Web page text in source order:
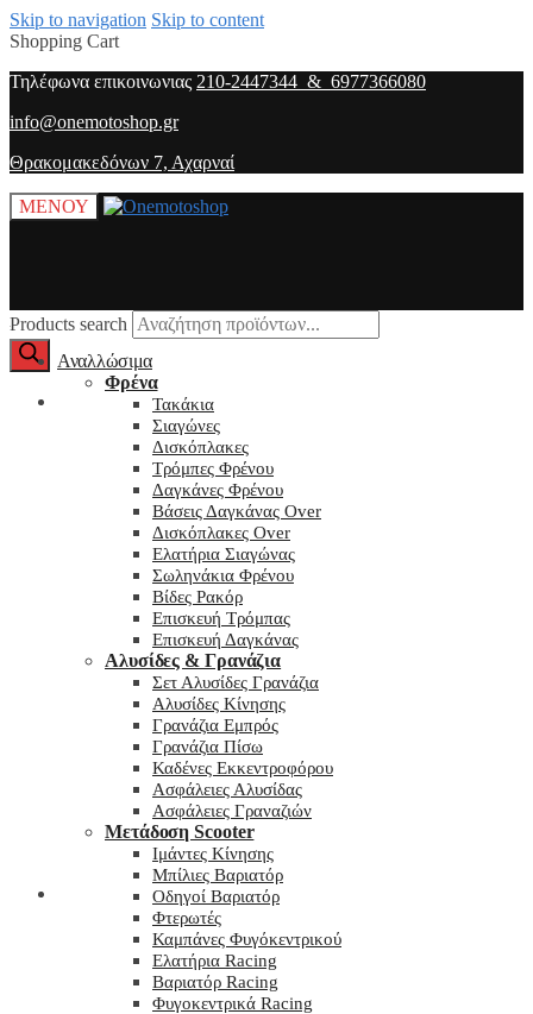
Skip to navigation Skip to content
Shopping Cart
Τηλέφωνα επικοινωνιας 210-2447344 & 6977366080
info@onemotoshop.gr
Θρακομακεδόνων 7, Αχαρναί
ΜΕΝΟΥ
Products search
O λογαριασμός μου
My wishlist
Αναλλώσιμα
Φρένα
Τακάκια
Σιαγώνες
Δισκόπλακες
Τρόμπες Φρένου
Δαγκάνες Φρένου
Βάσεις Δαγκάνας Over
Δισκόπλακες Over
Ελατήρια Σιαγώνας
Σωληνάκια Φρένου
Βίδες Ρακόρ
Επισκευή Τρόμπας
Επισκευή Δαγκάνας
Αλυσίδες & Γρανάζια
Σετ Αλυσίδες Γρανάζια
Αλυσίδες Κίνησης
Γρανάζια Εμπρός
Γρανάζια Πίσω
Καδένες Εκκεντροφόρου
Ασφάλειες Αλυσίδας
Ασφάλειες Γραναζιών
Μετάδοση Scooter
Ιμάντες Κίνησης
Μπίλιες Βαριατόρ
Οδηγοί Βαριατόρ
Φτερωτές
Καμπάνες Φυγόκεντρικού
Ελατήρια Racing
Βαριατόρ Racing
Φυγοκεντρικά Racing